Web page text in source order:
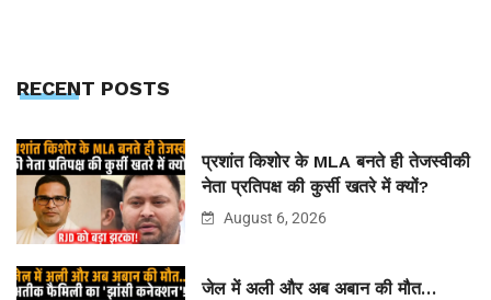
RECENT POSTS
प्रशांत किशोर के MLA बनते ही तेजस्वीकी
नेता प्रतिपक्ष की कुर्सी खतरे में क्यों?
August 6, 2026
जेल में अली और अब अबान की मौत…